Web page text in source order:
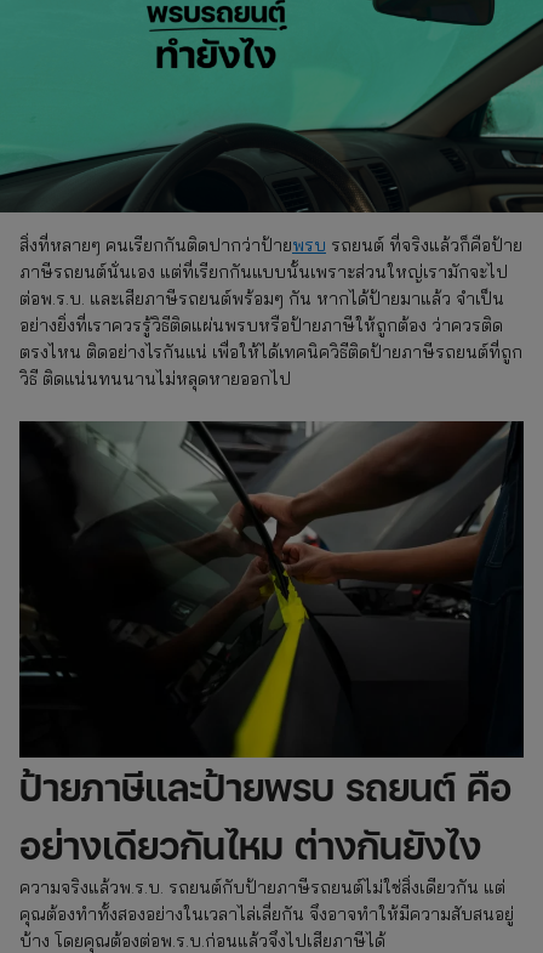
สิ่งที่หลายๆ คนเรียกกันติดปากว่าป้ายพรบ รถยนต์ ที่จริงแล้วก็คือป้าย
ภาษีรถยนต์นั่นเอง แต่ที่เรียกกันแบบนั้นเพราะส่วนใหญ่เรามักจะไป
ต่อพ.ร.บ. และเสียภาษีรถยนต์พร้อมๆ กัน หากได้ป้ายมาแล้ว จำเป็น
อย่างยิ่งที่เราควรรู้วิธีติดแผ่นพรบหรือป้ายภาษีให้ถูกต้อง ว่าควรติด
ตรงไหน ติดอย่างไรกันแน่ เพื่อให้ได้เทคนิควิธีติดป้ายภาษีรถยนต์ที่ถูก
วิธี ติดแน่นทนนานไม่หลุดหายออกไป
ป้ายภาษีและป้ายพรบ รถยนต์ คือ
อย่างเดียวกันไหม ต่างกันยังไง
ความจริงแล้วพ.ร.บ. รถยนต์กับป้ายภาษีรถยนต์ไม่ใช่สิ่งเดียวกัน แต่
คุณต้องทำทั้งสองอย่างในเวลาไล่เลี่ยกัน จึงอาจทำให้มีความสับสนอยู่
บ้าง โดยคุณต้องต่อพ.ร.บ.ก่อนแล้วจึงไปเสียภาษีได้